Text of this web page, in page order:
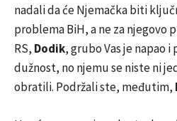
nadali da će Njemačka biti
problema BiH, a ne za njegovo
RS, Dodik, grubo Vas je napao
dužnost, no njemu se niste ni
obratili. Podržali ste, međutim,